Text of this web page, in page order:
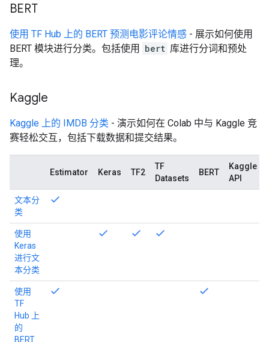
BERT
使用 TF Hub 上的 BERT 预测电影评论情感 - 展示如何使用
BERT 模块进行分类。包括使用
bert 库进行分词和预处
理。
Kaggle
Kaggle 上的 IMDB 分类 - 演示如何在 Colab 中与 Kaggle 竞
赛轻松交互，包括下载数据和提交结果。
Estimator Keras TF2
TF
Datasets
BERT
Kaggle
API
文本分
类
使用
Keras
进行文
本分类
使用
TF
Hub 上
的
BERT